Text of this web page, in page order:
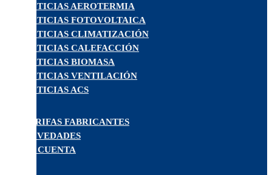
NOTICIAS AEROTERMIA
NOTICIAS FOTOVOLTAICA
NOTICIAS CLIMATIZACIÓN
NOTICIAS CALEFACCIÓN
NOTICIAS BIOMASA
NOTICIAS VENTILACIÓN
NOTICIAS ACS
TARIFAS FABRICANTES
NOVEDADES
MI CUENTA